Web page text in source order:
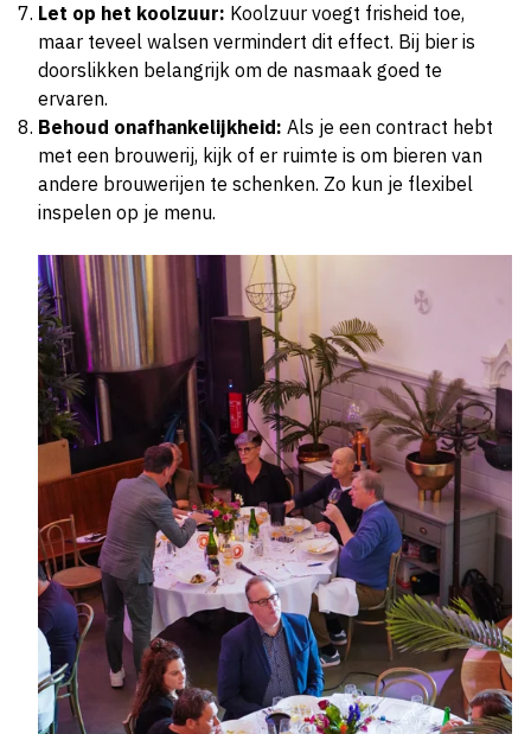
Let op het koolzuur: Koolzuur voegt frisheid toe,
maar teveel walsen vermindert dit effect. Bij bier is
doorslikken belangrijk om de nasmaak goed te
ervaren.
Behoud onafhankelijkheid: Als je een contract hebt
met een brouwerij, kijk of er ruimte is om bieren van
andere brouwerijen te schenken. Zo kun je flexibel
inspelen op je menu.